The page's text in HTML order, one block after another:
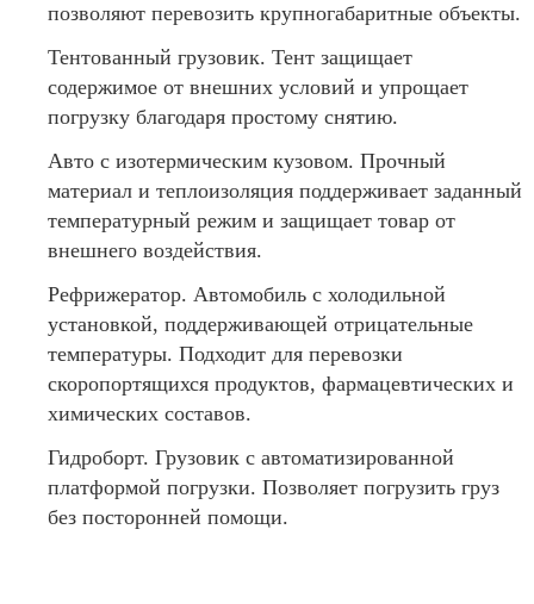
позволяют перевозить крупногабаритные объекты.
Тентованный грузовик. Тент защищает
содержимое от внешних условий и упрощает
погрузку благодаря простому снятию.
Авто с изотермическим кузовом. Прочный
материал и теплоизоляция поддерживает заданный
температурный режим и защищает товар от
внешнего воздействия.
Рефрижератор. Автомобиль с холодильной
установкой, поддерживающей отрицательные
температуры. Подходит для перевозки
скоропортящихся продуктов, фармацевтических и
химических составов.
Гидроборт. Грузовик с автоматизированной
платформой погрузки. Позволяет погрузить груз
без посторонней помощи.